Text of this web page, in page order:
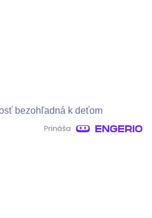
bezohľadná k deťom